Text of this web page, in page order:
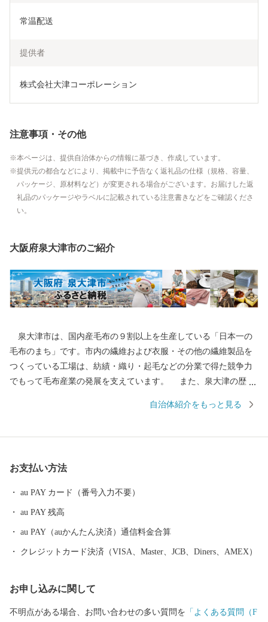
常温配送
提供者
株式会社大津コーポレーション
注意事項・その他
本ページは、提供自治体からの情報に基づき、作成しています。
提供元の都合などにより、掲載中に予告なく返礼品の仕様（規格、容量、
パッケージ、原材料など）が変更される場合がございます。お届けした返
礼品のパッケージやラベルに記載されている注意書きなどをご確認くださ
い。
大阪府泉大津市のご紹介
泉大津市は、国内産毛布の９割以上を生産している「日本一の
毛布のまち」です。市内の繊維および衣服・その他の繊維製品を
つくっている工場は、紡績・織り・起毛などの分業で得た競争力
でもって毛布産業の発展を支えています。 また、泉大津の歴史
ていました。交通の要として人の往来も多く、随筆や紀行の中に
市、南部は大津川を境として泉北郡忠岡町と隣接しています。西
北部は大阪湾に面し、はるかに六甲山、淡路島を望むことができ
自治体紹介をもっと見る
お支払い方法
au PAY カード（番号入力不要）
au PAY 残高
au PAY（auかんたん決済）通信料金合算
クレジットカード決済（VISA、Master、JCB、Diners、AMEX）
お申し込みに関して
不明点がある場合、お問い合わせの多い質問を 「よくある質問（F